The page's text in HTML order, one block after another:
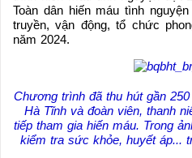
Toàn dân hiến máu tình
truyền, vận động, tổ chức
năm 2024.
Chương trình đã thu hút gần
Hà Tĩnh và đoàn viên, thanh
tiếp tham gia hiến máu. Trong
kiểm tra sức khỏe, huyết áp...